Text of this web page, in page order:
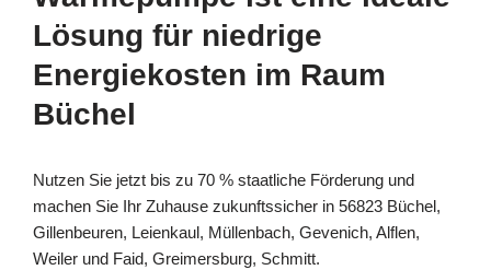
Lösung für niedrige
Energiekosten im Raum
Büchel
Nutzen Sie jetzt bis zu 70 % staatliche Förderung und
machen Sie Ihr Zuhause zukunftssicher in 56823 Büchel,
Gillenbeuren, Leienkaul, Müllenbach, Gevenich, Alflen,
Weiler und Faid, Greimersburg, Schmitt.